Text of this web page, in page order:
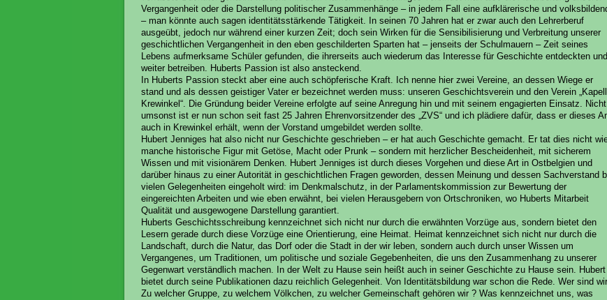
Vergangenheit oder die Darstellung politischer Zusammenhänge – in jedem Fall eine aufklärerische und
– man könnte auch sagen identitätsstärkende Tätigkeit. In seinen 70 Jahren hat er zwar auch den Lehrerberuf
ausgeübt, jedoch nur während einer kurzen Zeit; doch sein Wirken für die Sensibilisierung und Verbreitung unserer
geschichtlichen Vergangenheit in den eben geschilderten Sparten hat – jenseits der Schulmauern – Zeit seines
Lebens aufmerksame Schüler gefunden, die ihrerseits auch wiederum das Interesse für Geschichte entdeckten und
weiter betreiben. Huberts Passion ist also ansteckend.
In Huberts Passion steckt aber eine auch schöpferische Kraft. Ich nenne hier zwei Vereine, an dessen Wiege er
stand und als dessen geistiger Vater er bezeichnet werden muss: unseren Geschichtsverein und den Verein
Krewinkel“. Die Gründung beider Vereine erfolgte auf seine Anregung hin und mit seinem engagierten Einsatz. Nicht
umsonst ist er nun schon seit fast 25 Jahren Ehrenvorsitzender des „ZVS“ und ich plädiere dafür, dass er dieses
auch in Krewinkel erhält, wenn der Vorstand umgebildet werden sollte.
Hubert Jenniges hat also nicht nur Geschichte geschrieben – er hat auch Geschichte gemacht. Er tat dies nicht
manche historische Figur mit Getöse, Macht oder Prunk – sondern mit herzlicher Bescheidenheit, mit sicherem
Wissen und mit visionärem Denken. Hubert Jenniges ist durch dieses Vorgehen und diese Art in Ostbelgien und
darüber hinaus zu einer Autorität in geschichtlichen Fragen geworden, dessen Meinung und dessen Sachverstand
vielen Gelegenheiten eingeholt wird: im Denkmalschutz, in der Parlamentskommission zur Bewertung der
eingereichten Arbeiten und wie eben erwähnt, bei vielen Herausgebern von Ortschroniken, wo Huberts Mitarbeit
Qualität und ausgewogene Darstellung garantiert.
Huberts Geschichtsschreibung kennzeichnet sich nicht nur durch die erwähnten Vorzüge aus, sondern bietet den
Lesern gerade durch diese Vorzüge eine Orientierung, eine Heimat. Heimat kennzeichnet sich nicht nur durch die
Landschaft, durch die Natur, das Dorf oder die Stadt in der wir leben, sondern auch durch unser Wissen um
Vergangenes, um Traditionen, um politische und soziale Gegebenheiten, die uns den Zusammenhang zu unserer
Gegenwart verständlich machen. In der Welt zu Hause sein heißt auch in seiner Geschichte zu Hause sein. Hubert
bietet durch seine Publikationen dazu reichlich Gelegenheit. Von Identitätsbildung war schon die Rede. Wer sind
Zu welcher Gruppe, zu welchem Völkchen, zu welcher Gemeinschaft gehören wir ? Was kennzeichnet uns, was